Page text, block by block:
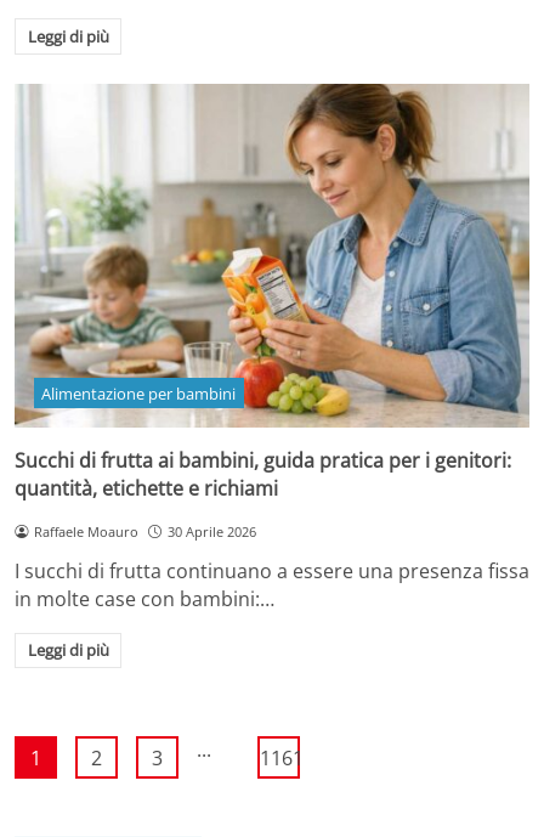
Leggi di più
Alimentazione per bambini
Succhi di frutta ai bambini, guida pratica per i genitori:
quantità, etichette e richiami
Raffaele Moauro 30 Aprile 2026
I succhi di frutta continuano a essere una presenza fissa
in molte case con bambini:…
Leggi di più
1 2 3 ... 1161